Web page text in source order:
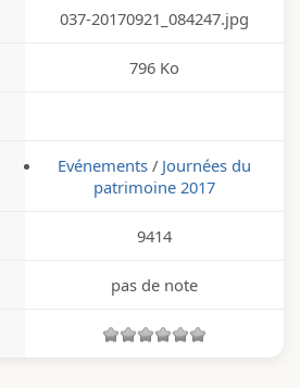
037-20170921_084247.jpg
796 Ko
Evénements / Journées du
patrimoine 2017
9414
pas de note